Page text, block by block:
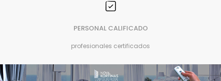
PERSONAL CALIFICADO
profesionales certificados